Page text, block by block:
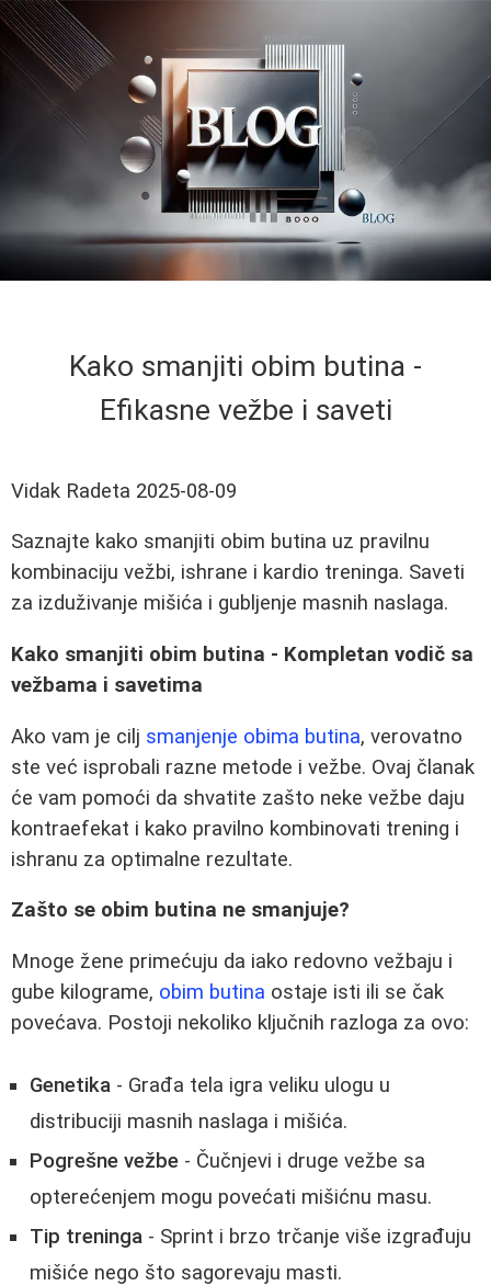
Kako smanjiti obim butina -
Efikasne vežbe i saveti
Vidak Radeta 2025-08-09
Saznajte kako smanjiti obim butina uz pravilnu
kombinaciju vežbi, ishrane i kardio treninga. Saveti
za izduživanje mišića i gubljenje masnih naslaga.
Kako smanjiti obim butina - Kompletan vodič sa
vežbama i savetima
Ako vam je cilj smanjenje obima butina, verovatno
ste već isprobali razne metode i vežbe. Ovaj članak
će vam pomoći da shvatite zašto neke vežbe daju
kontraefekat i kako pravilno kombinovati trening i
ishranu za optimalne rezultate.
Zašto se obim butina ne smanjuje?
Mnoge žene primećuju da iako redovno vežbaju i
gube kilograme, obim butina ostaje isti ili se čak
povećava. Postoji nekoliko ključnih razloga za ovo:
Genetika - Građa tela igra veliku ulogu u
distribuciji masnih naslaga i mišića.
Pogrešne vežbe - Čučnjevi i druge vežbe sa
opterećenjem mogu povećati mišićnu masu.
Tip treninga - Sprint i brzo trčanje više izgrađuju
mišiće nego što sagorevaju masti.